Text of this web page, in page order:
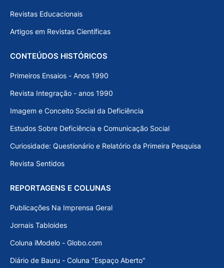
Revistas Educacionais
Artigos em Revistas Científicas
CONTEÚDOS HISTÓRICOS
Primeiros Ensaios - Anos 1990
Revista Integração - anos 1990
Imagem e Conceito Social da Deficiência
Estudos Sobre Deficiência e Comunicação Social
Curiosidade: Questionário e Relatório da Primeira Pesquisa
Revista Sentidos
REPORTAGENS E COLUNAS
Publicações Na Imprensa Geral
Jornais Tabloides
Coluna iModelo - Globo.com
Diário de Bauru - Coluna "Espaço Aberto"